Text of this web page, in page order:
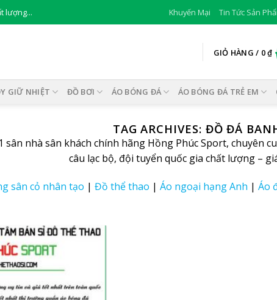
lượng... Khuyến Mại Tin Tức Sản
GIỎ HÀNG / 0₫
GIỮ NHIỆT ĐỒ BƠI ÁO BÓNG ĐÁ ÁO BÓNG ĐÁ TRẺ EM
TAG ARCHIVES: ĐỒ ĐÁ
sân nhà sân khách chính hãng Hồng Phúc Sport, chuyên
câu lạc bộ, đội tuyển quốc gia chất lượng –
sân cỏ nhân tạo | Đồ thể thao | Áo ngoại hạng Anh | Áo